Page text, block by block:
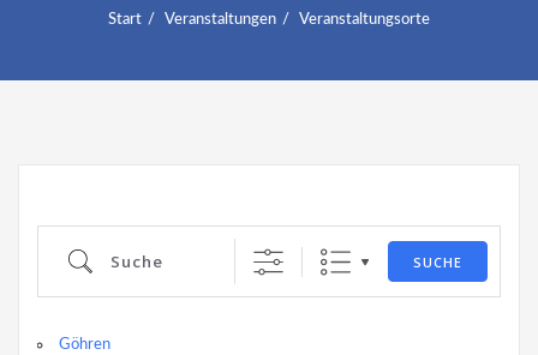
Start Veranstaltungen Veranstaltungsorte
Suche
SUCHE
Göhren